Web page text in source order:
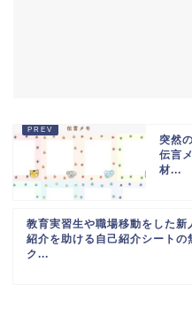
突然
伝言
材...
教育実習生や職場移動をした新
紹介を助ける自己紹介シートの
ク...